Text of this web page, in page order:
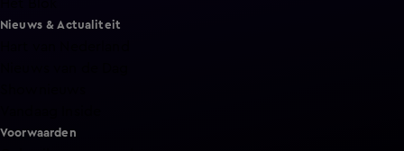
Nieuws & Actualiteit
Voorwaarden